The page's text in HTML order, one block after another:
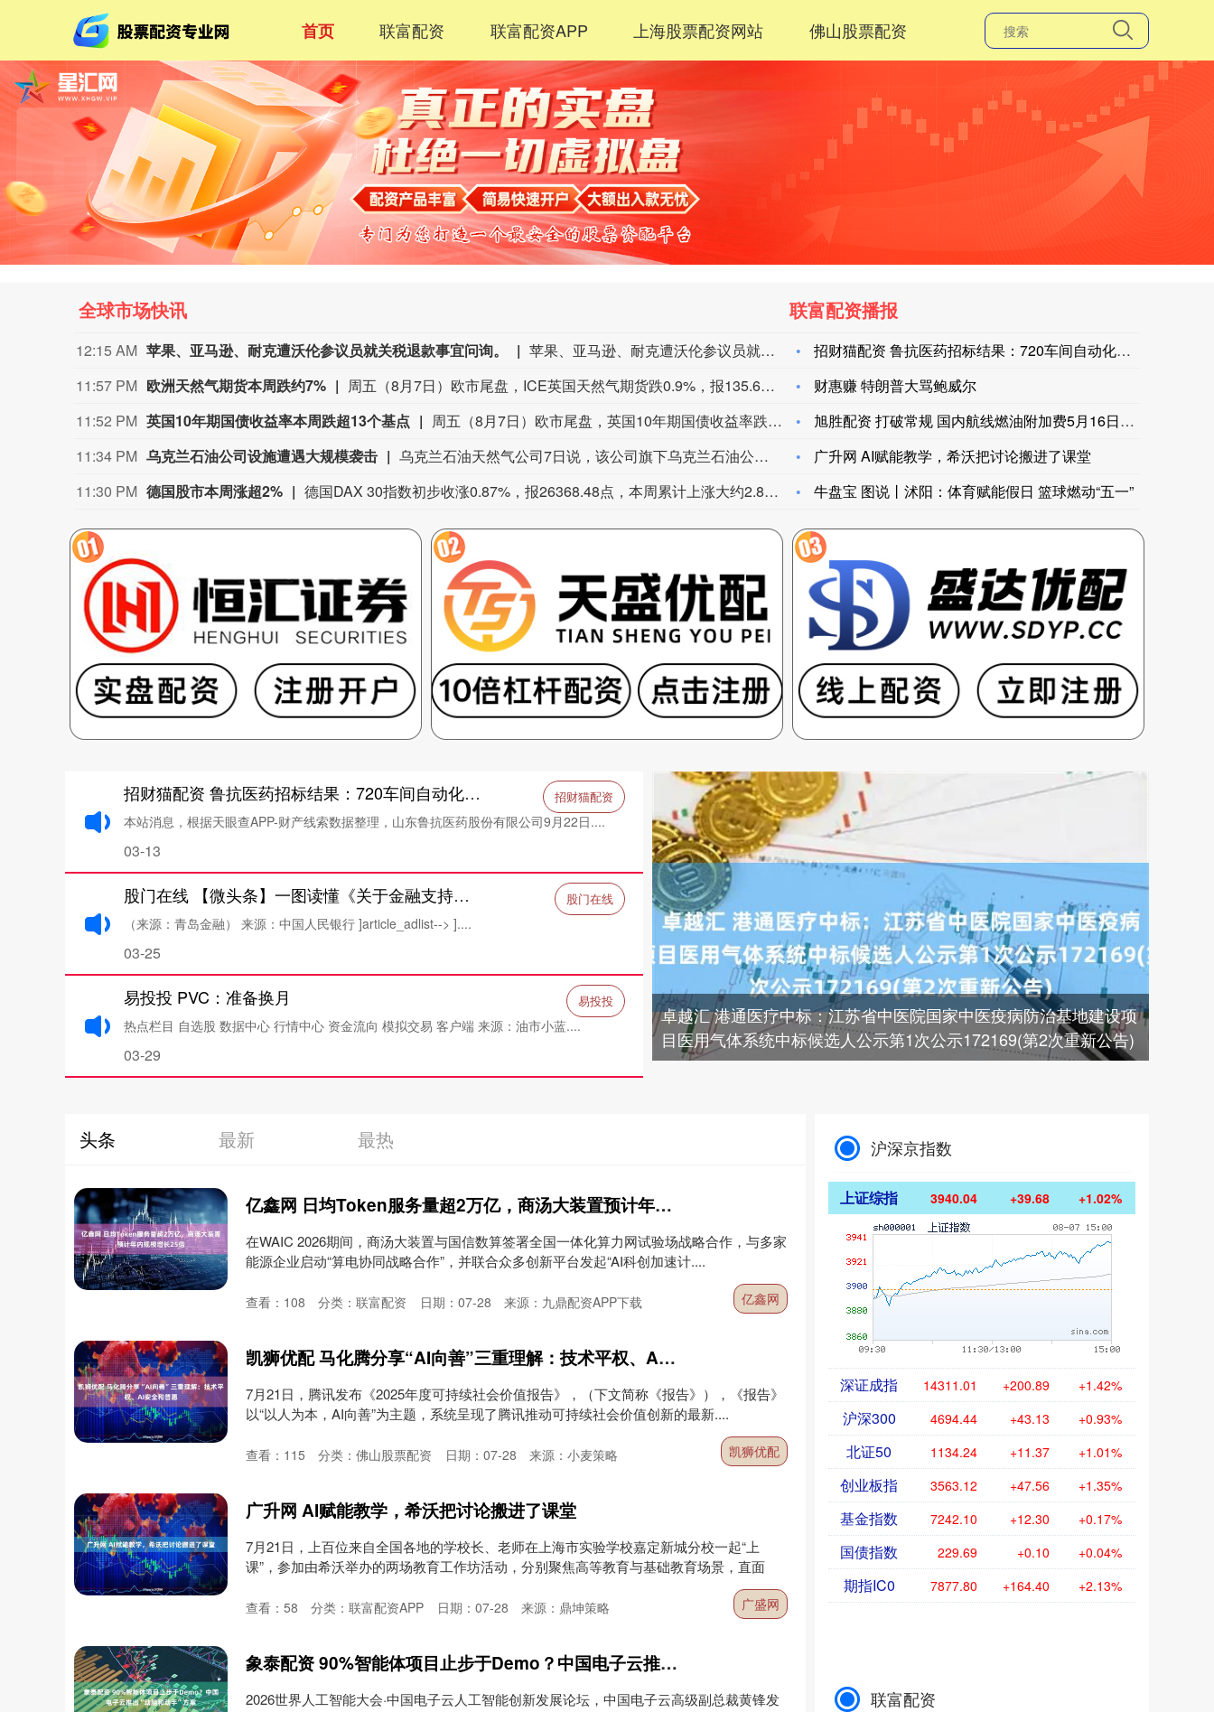
首页 联富配资 联富配资APP 上海股票配资网站 佛山股票配资
全球市场快讯
12:15 AM 苹果、亚马逊、耐克遭沃伦参议员就关税退款事宜问询。
苹果、亚马逊、耐克遭沃伦参议员就关税退款事宜问询。
11:57 PM 欧洲天然气期货本周跌约7%
周五（8月7日）欧市尾盘，ICE英国天然气期货跌0.9%，报135.680便士/千卡，本周累计下跌5.96%。TTF基准荷兰天然气期货跌5.03%，报55.380欧元/兆瓦时，本周累跌6.88%，整体呈现出M形走势、绝大部分时间处于下跌状态。ICE欧盟碳排放交易许可（期货价格）涨1.82%，报82.85欧元/吨，本周累涨2.60%。
11:52 PM 英国10年期国债收益率本周跌超13个基点
周五（8月7日）欧市尾盘，英国10年期国债收益率跌2.3个基点，报4.915%，北京时间20:30发布美国非农就业报告时从4.94%附近跳水至接近4.9%的水平，本周累计下跌13.3个基点。两年期英债收益率跌2.2个基点，报4.276%，非农就业报告出炉时从4.3%附近跳水至4.25%附近，本周累跌12.5个基点。本周，30年期英债收益率累跌11.6个基点，50年期英债收益率累跌9.4个基点。2/10年期英债收益率利差累跌0.922个基点，报+63.880个基点。
11:34 PM 乌克兰石油公司设施遭遇大规模袭击
乌克兰石油天然气公司7日说，该公司旗下乌克兰石油公司遭遇了近几个月来最大规模的袭击。乌克兰石油天然气公司在官网发布消息说，俄方过去一晚袭击了乌克兰石油公司7处石油和天然气生产设施，导致公司关键生产设备受损、油气产量大幅下降。袭击未造成人员伤亡。（新华社）
11:30 PM 德国股市本周涨超2% 德国DAX 30指数初步收涨0.87%，报26368.48点，本周累计上涨大约2.8%。法国股指初步收涨0.38%，意大利股指初步收涨0.11%、银行指数跌0.17%，英国股指初步收涨0.44%。
联富配资播报
招财猫配资 鲁抗医药招标结果：720车间自动化系统提升项目单
财惠赚 特朗普大骂鲍威尔
旭胜配资 打破常规 国内航线燃油附加费5月16日起再上调
广升网 AI赋能教学，希沃把讨论搬进了课堂
牛盘宝 图说丨沭阳：体育赋能假日 篮球燃动“五一”
卓越汇 港通医疗中标：江苏省中医院国家中医疫病防治基地建设项
目医用气体系统中标候选人公示第1次公示172169(第2次重新公告)
招财猫配资 鲁抗医药招标结果：720车间自动化系统提升项目单一来源采购成交公示 招财猫配资
本站消息，根据天眼查APP-财产线索数据整理，山东鲁抗医药股份有限公司9月22日....
03-13
股门在线 【微头条】一图读懂《关于金融支持新型工业化的指导意见》 股门在线
（来源：青岛金融） 来源：中国人民银行 ]article_adlist--> ]....
03-25
易投投 PVC：准备换月 易投投
热点栏目 自选股 数据中心 行情中心 资金流向 模拟交易 客户端 来源：油市小蓝....
03-29
头条 最新 最热
亿鑫网 日均Token服务量超2万亿，商汤大装置预计年内规模增长25倍
在WAIC 2026期间，商汤大装置与国信数算签署全国一体化算力网试验场战略合作，与多家
能源企业启动“算电协同战略合作”，并联合众多创新平台发起“AI科创加速计....
亿鑫网
日期：07-28 来源：九鼎配资APP下载
查看： 108 分类： 联富配资
凯狮优配 马化腾分享“AI向善”三重理解：技术平权、AI安全和普惠
7月21日，腾讯发布《2025年度可持续社会价值报告》，（下文简称《报告》），《报告》
以“以人为本，AI向善”为主题，系统呈现了腾讯推动可持续社会价值创新的最新....
凯狮优配
日期：07-28 来源：小麦策略
查看： 115 分类： 佛山股票配资
广升网 AI赋能教学，希沃把讨论搬进了课堂
7月21日，上百位来自全国各地的学校长、老师在上海市实验学校嘉定新城分校一起“上
课”，参加由希沃举办的两场教育工作坊活动，分别聚焦高等教育与基础教育场景，直面
广盛网
日期：07-28 来源：鼎坤策略
查看： 58 分类： 联富配资APP
象泰配资 90%智能体项目止步于Demo？中国电子云推出“动脑和动手”方案
2026世界人工智能大会·中国电子云人工智能创新发展论坛，中国电子云高级副总裁黄锋发
沪深京指数
上证综指 3940.04 +39.68 +1.02%
深证成指 14311.01 +200.89 +1.42%
沪深300 4694.44 +43.13 +0.93%
北证50 1134.24 +11.37 +1.01%
创业板指 3563.12 +47.56 +1.35%
基金指数 7242.10 +12.30 +0.17%
国债指数 229.69 +0.10 +0.04%
期指IC0 7877.80 +164.40 +2.13%
联富配资